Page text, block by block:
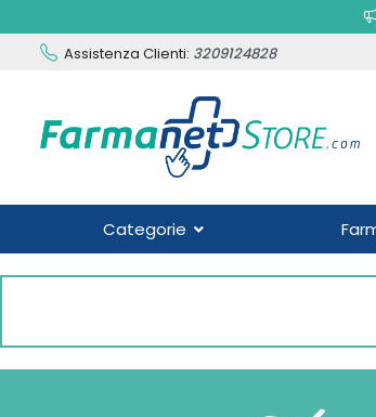
Assistenza Clienti: 3209124828
Categorie